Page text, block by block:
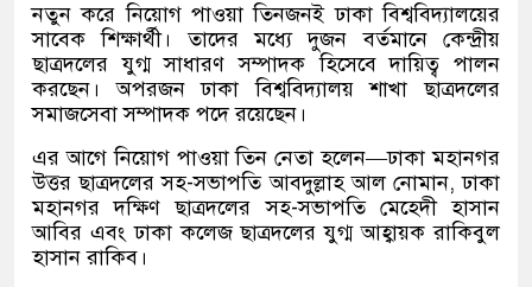
নতুন করে নিয়োগ পাওয়া তিনজনই ঢাকা বিশ্ববিদ্যালয়ের
সাবেক শিক্ষার্থী। তাদের মধ্যে দুজন বর্তমানে কেন্দ্রীয়
ছাত্রদলের যুগ্ম সাধারণ সম্পাদক হিসেবে দায়িত্ব পালন
করছেন। অপরজন ঢাকা বিশ্ববিদ্যালয় শাখা ছাত্রদলের
সমাজসেবা সম্পাদক পদে রয়েছেন।
এর আগে নিয়োগ পাওয়া তিন নেতা হলেন—ঢাকা মহানগর
উত্তর ছাত্রদলের সহ-সভাপতি আবদুল্লাহ আল নোমান, ঢাকা
মহানগর দক্ষিণ ছাত্রদলের সহ-সভাপতি মেহেদী হাসান
আবির এবং ঢাকা কলেজ ছাত্রদলের যুগ্ম আহ্বায়ক রাকিবুল
হাসান রাকিব।